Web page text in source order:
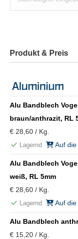
Produkt & Preis
Aluminium
Alu Bandblech
braun/anthrazit, RL
€ 28,60 / Kg.
Lagernd Auf
Alu Bandblech
weiß, RL 5mm
€ 28,60 / Kg.
Lagernd Auf
Alu Bandblech
€ 15,20 / Kg.